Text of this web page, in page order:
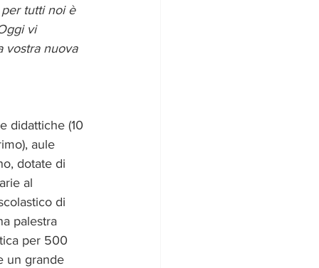
tutti noi è
vi
vostra nuova
didattiche (10
aule
dotate di
al
di
palestra
per 500
un grande